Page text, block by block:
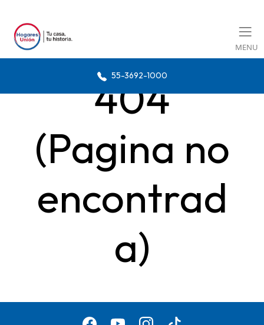
MENU
55-3692-1000
404
(Pagina no
encontrad
a)